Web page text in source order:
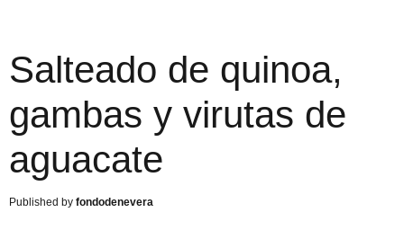
Salteado de quinoa,
gambas y virutas de
aguacate
fondodenevera